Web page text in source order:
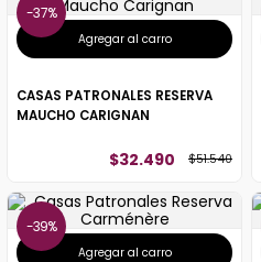
37%
Agregar al carro
CASAS PATRONALES RESERVA
MAUCHO CARIGNAN
$32.490 $51.540
39%
Agregar al carro